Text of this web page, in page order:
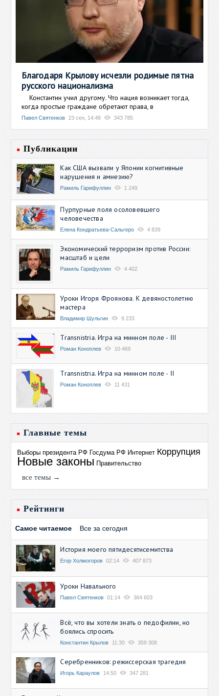
Благодаря Крылову исчезли родимые пятна
русского национализма
Константин учил другому. Что нация возникает тогда,
когда простые граждане обретают права, в
Павел Святенков 23 сен, 14:48 343 785
Публикации
Как США вызвали у Японии когнитивные
нарушения и амнезию?
Рамиль Гарифуллин 1 249
Пурпурные поля осоловевшего
человечества
Елена Кондратьева-Сальгеро 4 839
Экономический терроризм против России:
масштаб и цели
Рамиль Гарифуллин 4 402
Уроки Игоря Фроянова. К девяностолетию
мастера
Владимир Шульгин 9 233
Transnistria. Игра на минном поле - III
Роман Коноплев 10 469
Transnistria. Игра на минном поле - II
Роман Коноплев 11 431
Главные темы
Выборы президента РФ Госдума РФ Интернет Коррупция
Новые законы Правительство
все темы →
Рейтинги
Самое читаемое Все за сегодня
История моего пятидесятисемитства
Егор Холмогоров 02:14 407 873
Уроки Навального
Павел Святенков 01:14 364 603
Всё, что вы хотели знать о педофилии, но
боялись спросить
Константин Крылов 11:30 359 308
Серебренников: режиссерская трагедия
Игорь Караулов 14:50 347 281